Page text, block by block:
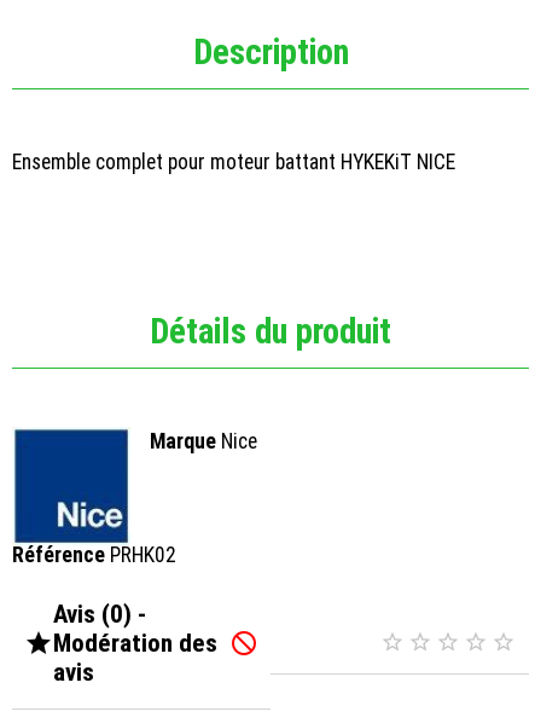
Description
Ensemble complet pour moteur battant HYKEKiT NICE
Détails du produit
Marque Nice
Référence PRHK02

Avis (0) -
Modération des
avis
     